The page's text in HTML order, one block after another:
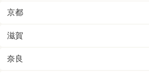
京都
滋賀
奈良